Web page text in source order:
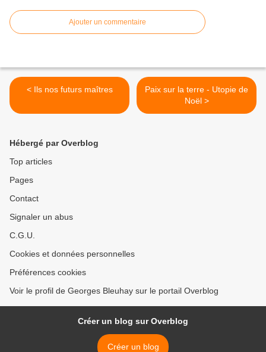
Ajouter un commentaire
< Ils nos futurs maîtres
Paix sur la terre - Utopie de
Noël >
Hébergé par Overblog
Top articles
Pages
Contact
Signaler un abus
C.G.U.
Cookies et données personnelles
Préférences cookies
Voir le profil de Georges Bleuhay sur le portail Overblog
Créer un blog sur Overblog
Créer un blog